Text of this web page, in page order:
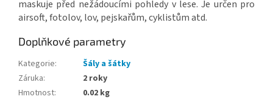
maskuje před nežádoucími pohledy v lese. Je určen pro
airsoft, fotolov, lov, pejskařům, cyklistům atd.
Doplňkové parametry
Kategorie:
Šály a šátky
Záruka:
2 roky
Hmotnost:
0.02 kg